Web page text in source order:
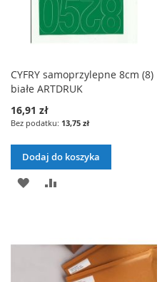
CYFRY samoprzylepne 8cm (8)
białe ARTDRUK
16,91 zł
13,75 zł
Dodaj do koszyka
DODAJ
ŻYCZEŃ